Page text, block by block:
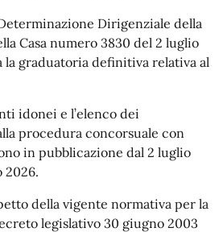
Dirigenziale della
Casa numero 3830 del 2 luglio
la graduatoria definitiva relativa al
idonei e l’elenco dei
procedura concorsuale con
in pubblicazione dal 2 luglio
2026.
della vigente normativa per la
legislativo 30 giugno 2003